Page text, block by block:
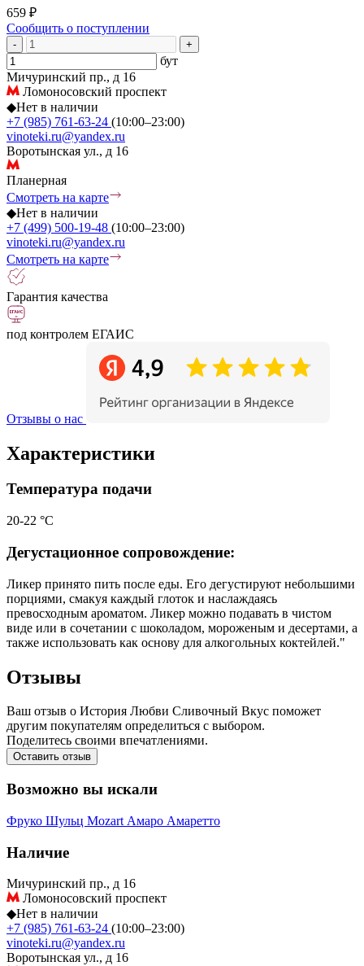
659 ₽
Сообщить о поступлении
- +
бут
Мичуринский пр., д 16
Ломоносовский проспект
◆Нет в наличии
+7 (985) 761-63-24 (10:00–23:00)
vinoteki.ru@yandex.ru
Воротынская ул., д 16
Планерная
Смотреть на карте
◆Нет в наличии
+7 (499) 500-19-48 (10:00–23:00)
vinoteki.ru@yandex.ru
Смотреть на карте
Гарантия качества
под контролем ЕГАИС
Отзывы о нас
Характеристики
Температура подачи
20-22 °С
Дегустационное сопровождение:
Ликер принято пить после еды. Его дегустируют небольшими
порциями, смакуя каждый глоток и наслаждаясь
превосходным ароматом. Ликер можно подавать в чистом
виде или в сочетании с шоколадом, мороженым и десертами, а
также использовать как основу для алкогольных коктейлей."
Отзывы
Ваш отзыв о История Любви Сливочный Вкус поможет
другим покупателям определиться с выбором.
Поделитесь своими впечатлениями.
Оставить отзыв
Возможно вы искали
Фруко Шульц Mozart Амаро Амаретто
Наличие
Мичуринский пр., д 16
Ломоносовский проспект
◆Нет в наличии
+7 (985) 761-63-24 (10:00–23:00)
vinoteki.ru@yandex.ru
Воротынская ул., д 16